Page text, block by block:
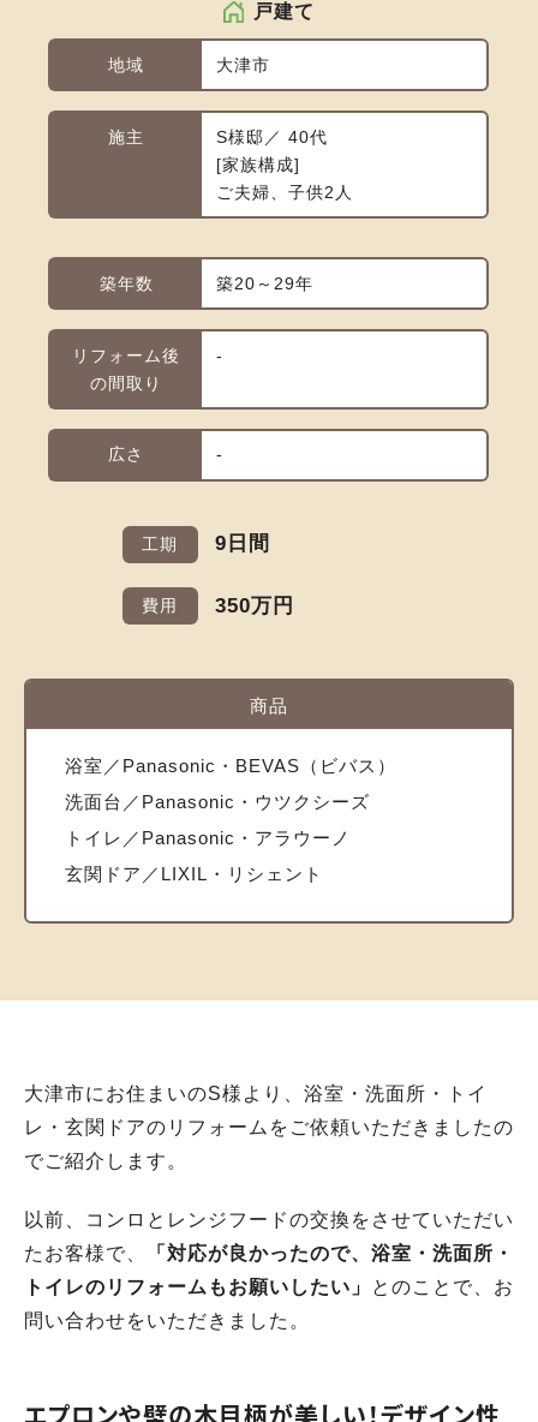
戸建て
地域 大津市
施主
S様邸／ 40代
家族構成
ご夫婦、子供2人
築年数 築20～29年
リフォーム後
の間取り
-
広さ -
工期 9日間
費用 350万円
商品
浴室／Panasonic・BEVAS（ビバス）
洗面台／Panasonic・ウツクシーズ
トイレ／Panasonic・アラウーノ
玄関ドア／LIXIL・リシェント
大津市にお住まいのS様より、浴室・洗面所・トイ
レ・玄関ドアのリフォームをご依頼いただきましたの
でご紹介します。
以前、コンロとレンジフードの交換をさせていただい
たお客様で、
「対応が良かったので、浴室・洗面所・
トイレのリフォームもお願いしたい」
とのことで、お
問い合わせをいただきました。
エプロンや壁の木目柄が美しい！デザイン性